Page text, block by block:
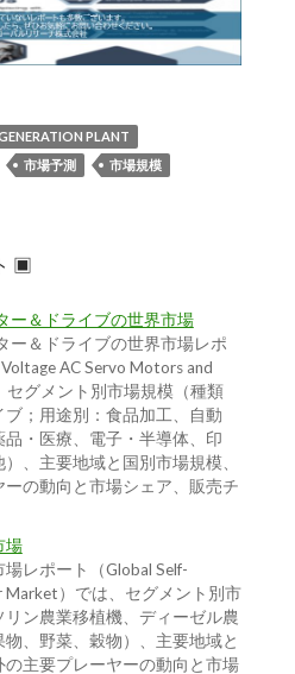
PLANT
市場予測 市場規模
▣
ー＆ドライブの世界市場
ー＆ドライブの世界市場レポ
AC Servo Motors and
セグメント別市場規模（種類
；用途別：食品加工、自動
・医療、電子・半導体、印
、主要地域と国別市場規模、
ーの動向と市場シェア、販売チ
場
レポート（Global Self-
Market）では、セグメント別市
ン農業移植機、ディーゼル農
、野菜、穀物）、主要地域と
の主要プレーヤーの動向と市場